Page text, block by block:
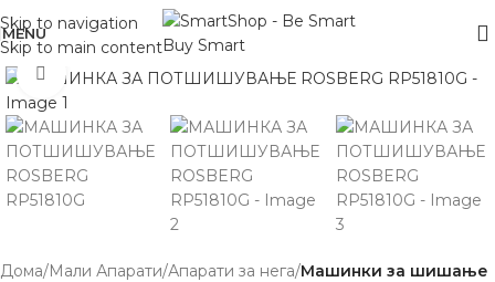
Skip to navigation
Skip to main content
MENU
Click to enlarge
Дома Мали Апарати Апарати за нега Машинки за шишање